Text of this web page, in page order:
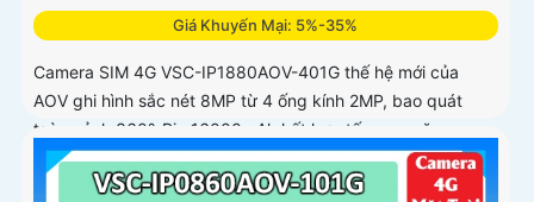
Giá Khuyến Mại: 5%-35%
Camera SIM 4G VSC-IP1880AOV-401G thế hệ mới của
AOV ghi hình sắc nét 8MP từ 4 ống kính 2MP, bao quát
toàn cảnh 360°. Pin 16000mAh kết hợp tấm sạc năng
lượng mặt trời 15W giúp duy trì hoạt động ổn định